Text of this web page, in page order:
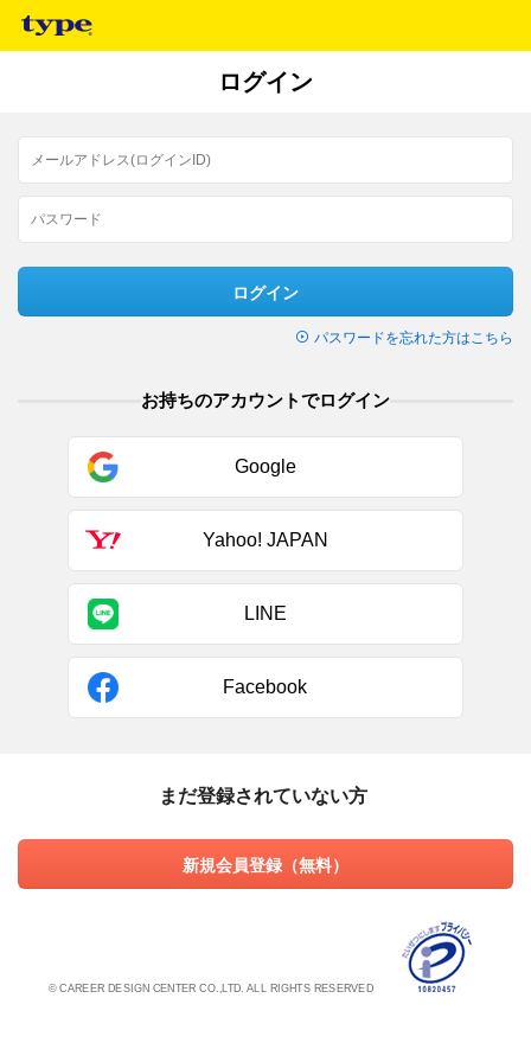
ログイン
ログイン
パスワードを忘れた方はこちら
お持ちのアカウントでログイン
Google
Yahoo! JAPAN
LINE
Facebook
まだ登録されていない方
新規会員登録（無料）
© CAREER DESIGN CENTER CO.,LTD. ALL RIGHTS RESERVED